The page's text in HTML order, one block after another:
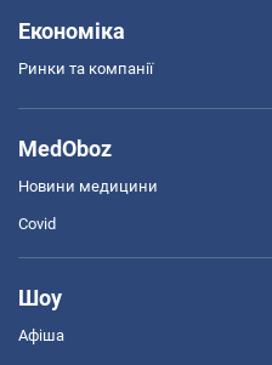
Економіка
Ринки та компанії
MedOboz
Новини медицини
Covid
Шоу
Афіша